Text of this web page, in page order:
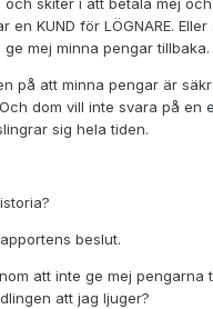
och skiter i att betala mej
en KUND för LÖGNARE.
mej minna pengar tillbaka.
på att minna pengar är
dom vill inte svara på en
sig hela tiden.
beslut.
att inte ge mej pengarna
att jag ljuger?